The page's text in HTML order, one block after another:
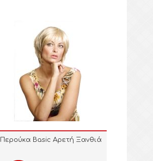
Περούκα Basic Αρετή Ξανθιά